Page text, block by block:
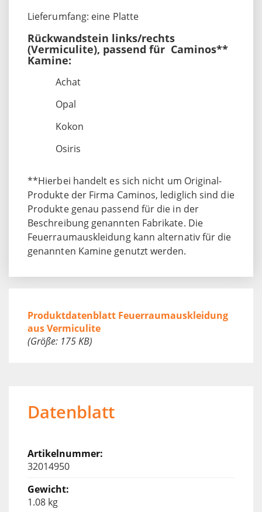
Lieferumfang: eine Platte
Rückwandstein links/rechts
(Vermiculite), passend für Caminos**
Kamine:
Achat
Opal
Kokon
Osiris
**Hierbei handelt es sich nicht um Original-
Produkte der Firma Caminos, lediglich sind die
Produkte genau passend für die in der
Beschreibung genannten Fabrikate. Die
Feuerraumauskleidung kann alternativ für die
genannten Kamine genutzt werden.
Produktdatenblatt Feuerraumauskleidung
aus Vermiculite
(Größe: 175 KB)
Datenblatt
32014950
1.08 kg